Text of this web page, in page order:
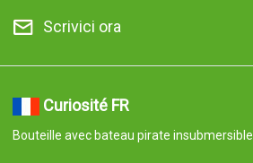
Scrivici ora
Curiosité FR
Bouteille avec bateau pirate insubmersible